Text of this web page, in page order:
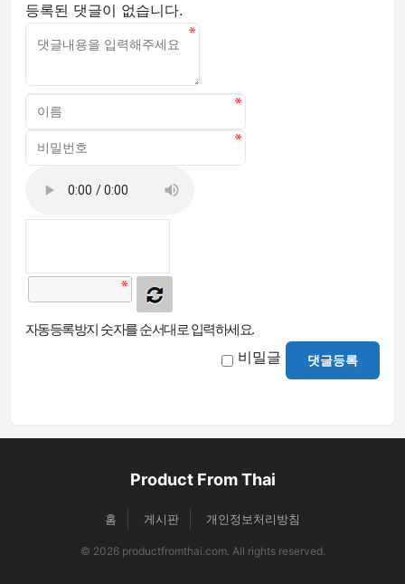
등록된 댓글이 없습니다.
자동등록방지 숫자를 순서대로 입력하세요.
비밀글 댓글등록
Product From Thai
홈 게시판 개인정보처리방침
© 2026 productfromthai.com. All rights reserved.